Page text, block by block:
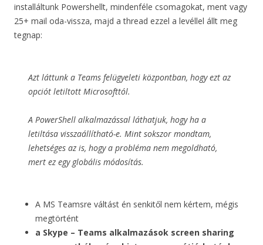
installáltunk Powershellt, mindenféle csomagokat, ment vagy
25+ mail oda-vissza, majd a thread ezzel a levéllel állt meg
tegnap:
Azt láttunk a Teams felügyeleti központban, hogy ezt az
opciót letiltott Microsofttól.
A PowerShell alkalmazással láthatjuk, hogy ha a
letiltása visszaállítható-e. Mint sokszor mondtam,
lehetséges az is, hogy a probléma nem megoldható,
mert ez egy globális módosítás.
A MS Teamsre váltást én senkitől nem kértem, mégis
megtörtént
a Skype – Teams alkalmazások screen sharing